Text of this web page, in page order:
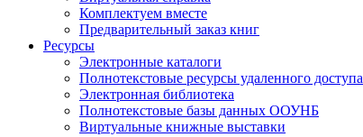
Комплектуем вместе
Предварительный заказ книг
Ресурсы
Электронные каталоги
Полнотекстовые ресурсы удаленного доступа
Электронная библиотека
Полнотекстовые базы данных ООУНБ
Виртуальные книжные выставки